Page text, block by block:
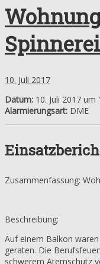
10. Juli 2017
Datum: 10. Juli 2017 um
Alarmierungsart: DME
Zusammenfassung:
Beschreibung:
Auf einem Balkon
geraten. Die
schwerem Atemschutz